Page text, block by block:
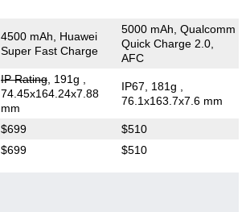
4500 mAh, Huawei
Super Fast Charge
5000 mAh, Qualcomm
Quick Charge 2.0,
AFC
IP Rating, 191g
74.45x164.24x7.88
mm
IP67, 181g
76.1x163.7x7.6 mm
$699 $510
$699 $510